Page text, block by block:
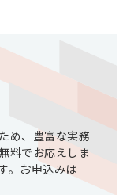
め、豊富な実務
料でお応えしま
。お申込みは